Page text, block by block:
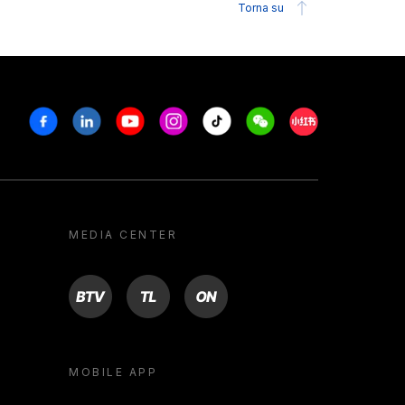
Torna su
FacebookLinkedinYoutubeInstagram
Tiktok WeechatXiaohongshu/
MEDIA CENTER
BTV TL ON
MOBILE APP